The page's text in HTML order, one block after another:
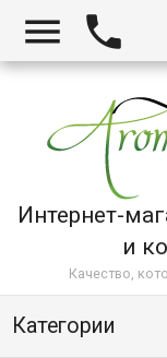
Интернет-
и
Качество,
Категории